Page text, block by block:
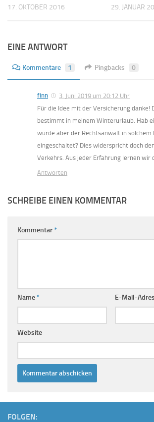
17. OKTOBER 2016 29. JANUAR
EINE ANTWORT
Kommentare 1 Pingbacks 0
finn
3. Juni 2019 um 20:12 Uhr
Für die Idee mit der Versicherung danke!
bestimmt in meinem Winterurlaub. Hab
wurde aber der Rechtsanwalt in solchem
eingeschaltet? Dies widerspricht doch
Verkehrs. Aus jeder Erfahrung lernen wir
Antworten
SCHREIBE EINEN KOMMENTAR
Kommentar*
Name* E-Mail-
Website
FOLGEN: